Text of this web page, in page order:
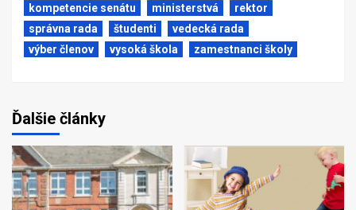
kompetencie senátu
ministerstvá
rektor
správna rada
študenti
vedecká rada
výber členov
vysoká škola zamestnanci školy
Ďalšie články